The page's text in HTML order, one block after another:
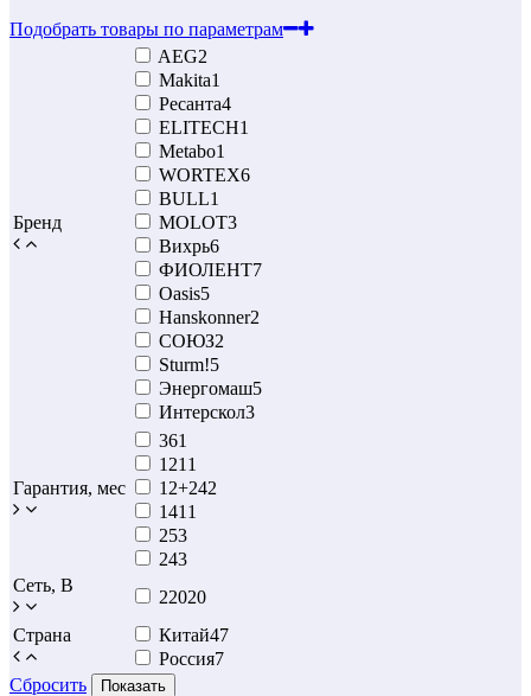
Подобрать товары по параметрам
Бренд
AEG2
Makita1
Ресанта4
ELITECH1
Metabo1
WORTEX6
BULL1
MOLOT3
Вихрь6
ФИОЛЕНТ7
Oasis5
Hanskonner2
СОЮЗ2
Sturm!5
Энергомаш5
Интерскол3
Гарантия, мес
361
1211
12+242
1411
253
243
Сеть, В
22020
Страна
Китай47
Россия7
Сбросить
Показать